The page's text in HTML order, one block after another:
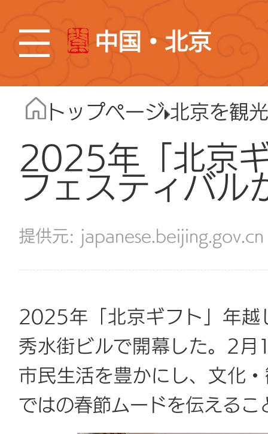
中国・北京
トップページ 北京を観
2025年「北京
フェスティバル
japanese.beijing.gov.cn
2025年「北京ギフト」年
秀水街ビルで開幕した。2
市民生活を豊かにし、文化
ではの春節ムードを伝える